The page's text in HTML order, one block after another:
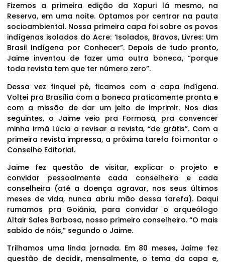
Fizemos a primeira edição da Xapuri lá mesmo, na
Reserva, em uma noite. Optamos por centrar na pauta
socioambiental. Nossa primeira capa foi sobre os povos
indígenas isolados do Acre: ‘Isolados, Bravos, Livres: Um
Brasil Indígena por Conhecer”. Depois de tudo pronto,
Jaime inventou de fazer uma outra boneca, “porque
toda revista tem que ter número zero”.
Dessa vez finquei pé, ficamos com a capa indígena.
Voltei pra Brasília com a boneca praticamente pronta e
com a missão de dar um jeito de imprimir. Nos dias
seguintes, o Jaime veio pra Formosa, pra convencer
minha irmã Lúcia a revisar a revista, “de grátis”. Com a
primeira revista impressa, a próxima tarefa foi montar o
Conselho Editorial.
Jaime fez questão de visitar, explicar o projeto e
convidar pessoalmente cada conselheiro e cada
conselheira (até a doença agravar, nos seus últimos
meses de vida, nunca abriu mão dessa tarefa). Daqui
rumamos pra Goiânia, para convidar o arqueólogo
Altair Sales Barbosa, nosso primeiro conselheiro. “O mais
sabido de nóis,” segundo o Jaime.
Trilhamos uma linda jornada. Em 80 meses, Jaime fez
questão de decidir, mensalmente, o tema da capa e,